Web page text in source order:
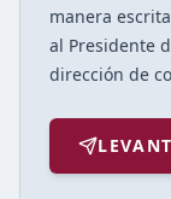
manera
al Presidente
dirección de